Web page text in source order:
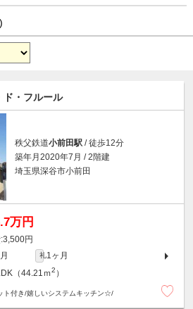
ド・フルール
秩父鉄道小前田駅 / 徒歩12分
築年月2020年7月 / 2階建
埼玉県深谷市小前田
万円
3,500円
礼1ヶ月
（44.21ｍ2 ）
ト付き/嬉しいシステムキッチン☆/